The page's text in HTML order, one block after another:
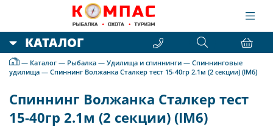
КАТАЛОГ
— Каталог — Рыбалка — Удилища и спиннинги — Спиннинговые
удилища — Спиннинг Волжанка Сталкер тест 15-40гр 2.1м (2 секции) (IM6)
Спиннинг Волжанка Сталкер тест
15-40гр 2.1м (2 секции) (IM6)